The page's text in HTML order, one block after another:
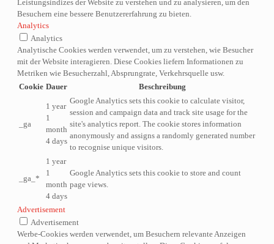
Leistungsindizes der Website zu verstehen und zu analysieren, um den
Besuchern eine bessere Benutzererfahrung zu bieten.
Analytics
Analytics
Analytische Cookies werden verwendet, um zu verstehen, wie Besucher
mit der Website interagieren. Diese Cookies liefern Informationen zu
Metriken wie Besucherzahl, Absprungrate, Verkehrsquelle usw.
Cookie Dauer Beschreibung
_ga
1 year
1
month
4 days
Google Analytics sets this cookie to calculate visitor,
session and campaign data and track site usage for the
site's analytics report. The cookie stores information
anonymously and assigns a randomly generated number
to recognise unique visitors.
_ga_*
1 year
1
month
4 days
Google Analytics sets this cookie to store and count
page views.
Advertisement
Advertisement
Werbe-Cookies werden verwendet, um Besuchern relevante Anzeigen